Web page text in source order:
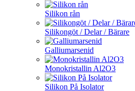
Silikon rån
Silikongöt / Delar / Bärare
Galliumarsenid
Monokristallin Al2O3
Silikon På Isolator